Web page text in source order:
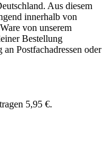
Aus diesem
innerhalb von
von unserem
Bestellung
Postfachadressen oder
5,95 €.